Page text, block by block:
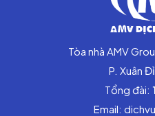
Tòa nhà AMV
P. Xuân
Tổng đài:
Email: